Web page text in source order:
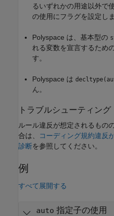
るいずれかの用途以外で
の使用にフラグを設定しま
Polyspace は、基本型の
れる変数を宣言するため
す。
Polyspace は
ん。
トラブルシューティング
ルール違反が想定されるもの
合は、
コーディング規約違反
診断を参照してください。
例
すべて展開する
auto 指定子の使用